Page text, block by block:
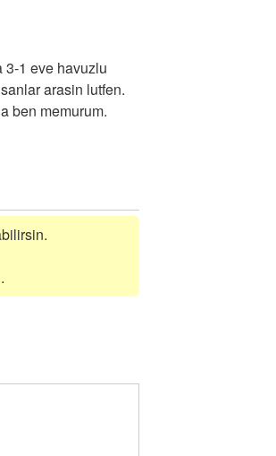
1 eve havuzlu
arasin lutfen.
ben memurum.